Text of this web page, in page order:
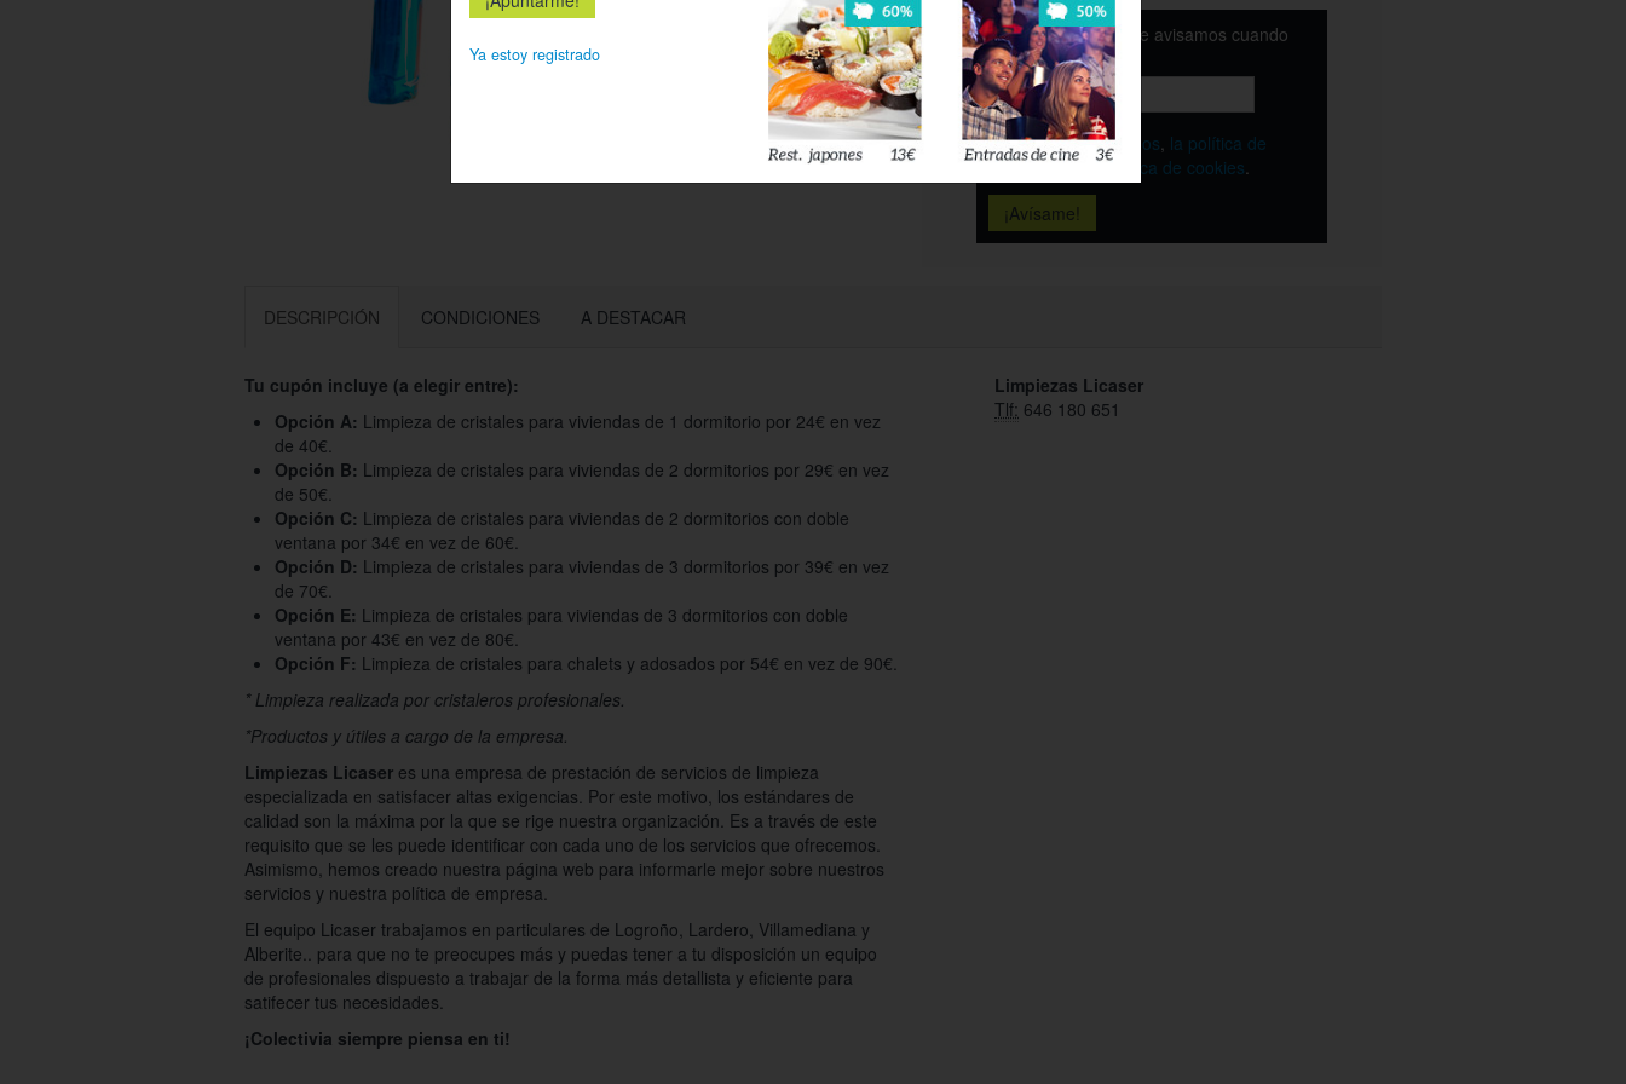
Déjanos tu email y te avisamos cuando
esté disponible
Acepto lostérminos, la política de
privacidady la política de cookies.
DESCRIPCIÓN CONDICIONES A DESTACAR
Tu cupón incluye (a elegir entre):
Opción A: Limpieza de cristales para viviendas de 1 dormitorio por 24€ en vez
de 40€.
Opción B: Limpieza de cristales para viviendas de 2 dormitorios por 29€ en vez
de 50€.
Opción C: Limpieza de cristales para viviendas de 2 dormitorios con doble
ventana por 34€ en vez de 60€.
Opción D: Limpieza de cristales para viviendas de 3 dormitorios por 39€ en vez
de 70€.
Opción E: Limpieza de cristales para viviendas de 3 dormitorios con doble
ventana por 43€ en vez de 80€.
Opción F: Limpieza de cristales para chalets y adosados por 54€ en vez de 90€.
* Limpieza realizada por cristaleros profesionales.
*Productos y útiles a cargo de la empresa.
Limpiezas Licaser es una empresa de prestación de servicios de limpieza
especializada en satisfacer altas exigencias. Por este motivo, los estándares de
calidad son la máxima por la que se rige nuestra organización. Es a través de este
requisito que se les puede identificar con cada uno de los servicios que ofrecemos.
Asimismo, hemos creado nuestra página web para informarle mejor sobre nuestros
servicios y nuestra política de empresa.
El equipo Licaser trabajamos en particulares de Logroño, Lardero, Villamediana y
Alberite.. para que no te preocupes más y puedas tener a tu disposición un equipo
de profesionales dispuesto a trabajar de la forma más detallista y eficiente para
satifecer tus necesidades.
¡Colectivia siempre piensa en ti!
Limpiezas Licaser
Tlf: 646 180 651
Ya estoy registrado